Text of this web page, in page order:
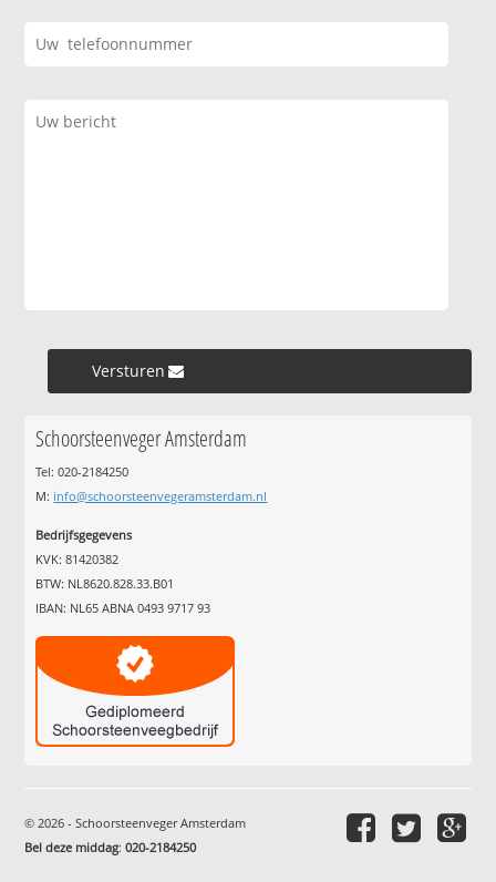
Versturen »
Schoorsteenveger Amsterdam
Tel: 020-2184250
M: info@schoorsteenvegeramsterdam.nl
Bedrijfsgegevens
KVK: 81420382
BTW: NL8620.828.33.B01
IBAN: NL65 ABNA 0493 9717 93
© 2026 - Schoorsteenveger Amsterdam
Bel deze middag:020-2184250